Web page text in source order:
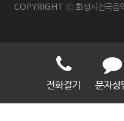
COPYRIGHT ⓒ 화성시전국음
전화걸기 문자상